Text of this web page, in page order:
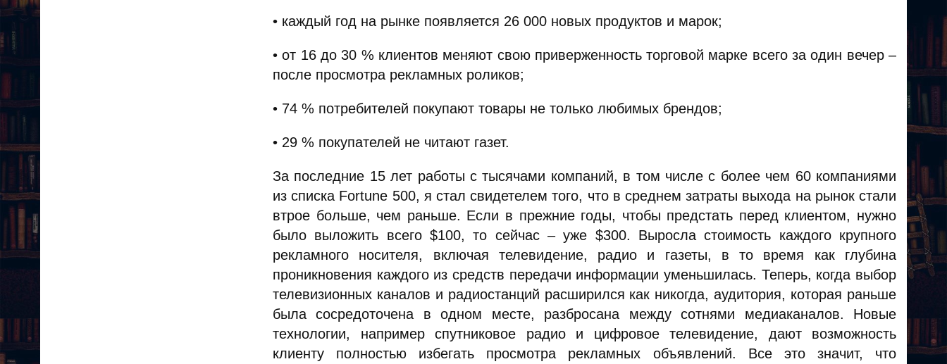
• каждый год на рынке появляется 26 000 новых продуктов и марок;
• от 16 до 30 % клиентов меняют свою приверженность торговой марке всего за один вечер –
после просмотра рекламных роликов;
• 74 % потребителей покупают товары не только любимых брендов;
• 29 % покупателей не читают газет.
За последние 15 лет работы с тысячами компаний, в том числе с более чем 60 компаниями
из списка Fortune 500, я стал свидетелем того, что в среднем затраты выхода на рынок стали
втрое больше, чем раньше. Если в прежние годы, чтобы предстать перед клиентом, нужно
было выложить всего $100, то сейчас – уже $300. Выросла стоимость каждого крупного
рекламного носителя, включая телевидение, радио и газеты, в то время как глубина
проникновения каждого из средств передачи информации уменьшилась. Теперь, когда выбор
телевизионных каналов и радиостанций расширился как никогда, аудитория, которая раньше
была сосредоточена в одном месте, разбросана между сотнями медиаканалов. Новые
технологии, например спутниковое радио и цифровое телевидение, дают возможность
клиенту полностью избегать просмотра рекламных объявлений. Все это значит, что